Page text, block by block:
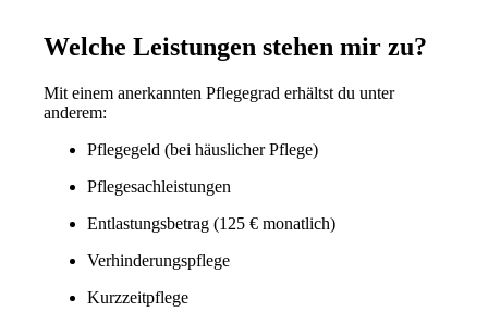
Welche Leistungen stehen mir zu?
Mit einem anerkannten Pflegegrad erhältst du unter
anderem:
Pflegegeld (bei häuslicher Pflege)
Pflegesachleistungen
Entlastungsbetrag (125 € monatlich)
Verhinderungspflege
Kurzzeitpflege